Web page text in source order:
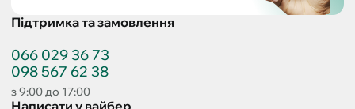
Підтримка та замовлення
066 029 36 73
098 567 62 38
з 9:00 до 17:00